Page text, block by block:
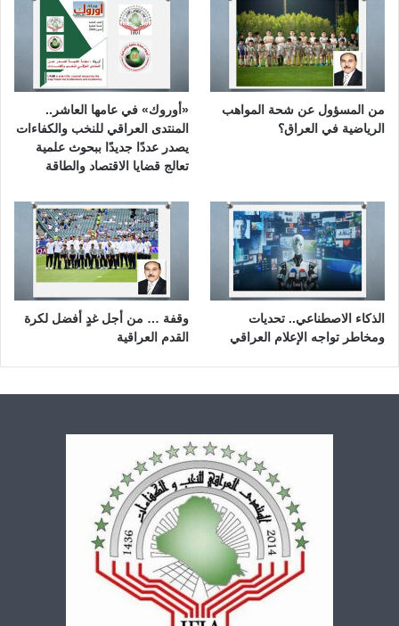
من المسؤول عن شحة المواهب
الرياضية في العراق؟
«أوروك» في عامها العاشر..
المنتدى العراقي للنخب والكفاءات
يصدر عددًا جديدًا ببحوث علمية
تعالج قضايا الاقتصاد والطاقة
الذكاء الاصطناعي.. تحديات
ومخاطر تواجه الإعلام العراقي
وقفة … من أجل غدٍ أفضل لكرة
القدم العراقية